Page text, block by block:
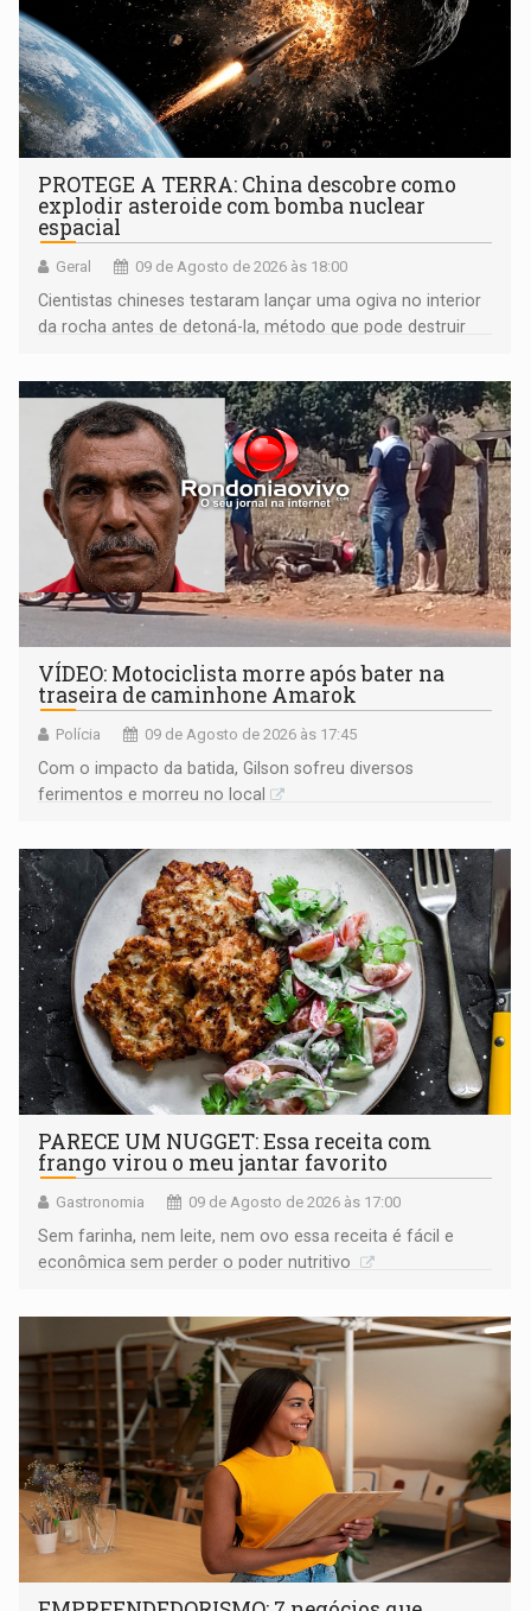
PROTEGE A TERRA: China descobre como
explodir asteroide com bomba nuclear
espacial
Geral 09 de Agosto de 2026 às 18:00
Cientistas chineses testaram lançar uma ogiva no interior
da rocha antes de detoná-la, método que pode destruir
VÍDEO: Motociclista morre após bater na
traseira de caminhone Amarok
Polícia 09 de Agosto de 2026 às 17:45
​Com o impacto da batida, Gilson sofreu diversos
ferimentos e morreu no local
PARECE UM NUGGET: Essa receita com
frango virou o meu jantar favorito
Gastronomia 09 de Agosto de 2026 às 17:00
Sem farinha, nem leite, nem ovo essa receita é fácil e
econômica sem perder o poder nutritivo